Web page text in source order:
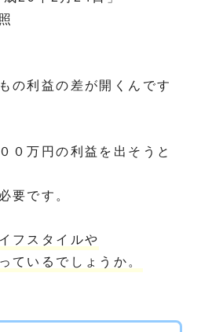
の利益の差が開くんです
０万円の利益を出そうと
要です。
フスタイルや
ているでしょうか。